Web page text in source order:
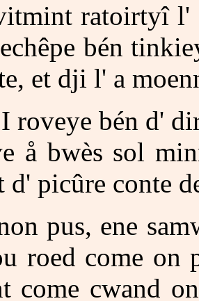
ratoirtyî l'
bén
et dji l' a
roveye bén d'
å bwès sol
picûre conte
pus, ene
roed come on
come cwand